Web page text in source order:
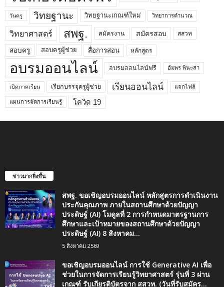
วันครู วิทยฐานะ วิทยฐานะเกณฑ์ใหม่ วิทยาการคำนวณ
วิทยาศาสตร์ สพฐ. สมัครงาน สมัครสอบ สสวท
สอบครู สอบครูผู้ช่วย สื่อการสอน หลักสูตร
อบรมออนไลน์ อบรมออนไลน์ฟรี อัมพร พินะสา
เปิดภาคเรียน เรียกบรรจุครูผู้ช่วย เรียนออนไลน์ แจกไฟล์
แผนการจัดการเรียนรู้ โควิด 19
ข่าวมากยิ่งขึ้น
สพฐ. ขอเชิญอบรมออนไลน์ หลักสูตรการดำเนินงาน
ประกันคุณภาพ ภายในสถานศึกษาด้วยปัญญา
ประดิษฐ์ (AI) โมดูลที่ 2 การกำหนดมาตรฐานการ
ศึกษาและเป้าหมายของสถานศึกษาด้วยปัญญา
ประดิษฐ์ (AI) 8 สิงหาคม...
5 สิงหาคม 2569
ขอเชิญอบรมออนไลน์ การใช้ Generative AI เพื่อ
ช่วยในการจัดการเรียนรู้วิทยาศาสตร์ รุ่นที่ 3 ผ่าน
เกณฑ์ รับเกียรติบัตรจาก สสวท. (วันที่รับสมัคร...